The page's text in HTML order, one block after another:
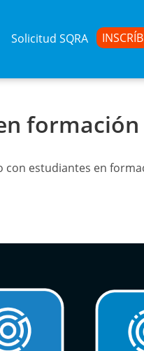
Solicitud SQRA
formación
estudiantes en